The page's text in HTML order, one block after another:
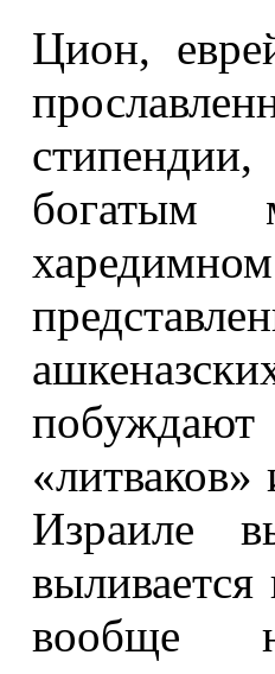
Цион,
богатым
Израиле
вообще